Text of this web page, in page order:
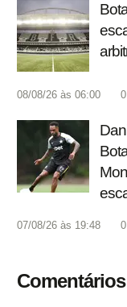
08/08/26 às 06:00 0
07/08/26 às 19:48 0
Comentários